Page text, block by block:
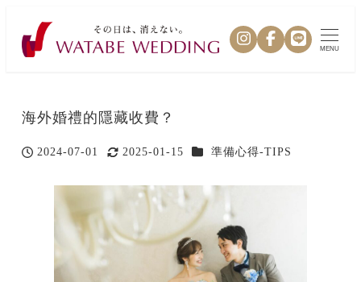
MENU
海外婚禮的隱藏收費？
投稿日
2024-07-01
更新日
2025-01-15 カテゴリー
準備心得-TIPS